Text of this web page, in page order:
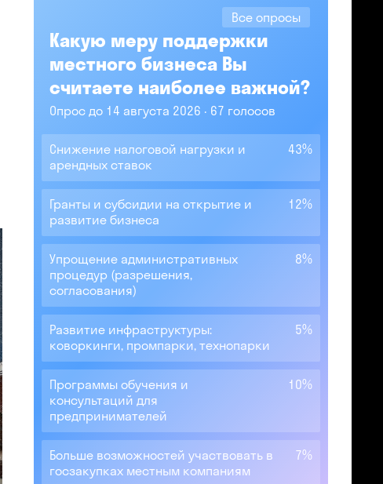
Все опросы
Какую меру поддержки
местного бизнеса Вы
считаете наиболее важной?
Опрос до 14 августа 2026 67 голосов
Снижение налоговой нагрузки и
арендных ставок
43%
Гранты и субсидии на открытие и
развитие бизнеса
12%
Упрощение административных
процедур (разрешения,
согласования)
8%
Развитие инфраструктуры:
коворкинги, промпарки, технопарки
5%
Программы обучения и
консультаций для
предпринимателей
10%
Больше возможностей участвовать в
госзакупках местным компаниям
7%